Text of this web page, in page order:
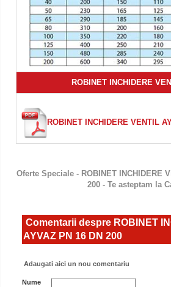
ROBINET INCHIDERE
ROBINET INCHIDERE VENTIL
Oferte Speciale - ROBINET INCHIDERE
200 - Te asteptam la
Comentarii despre ROBINET
AYVAZ PN 16 DN 200
Adaugati aici un nou comentariu
Nume